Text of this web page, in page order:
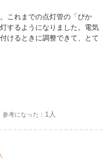
これまでの点灯管の「ぴか
するようになりました。電気
けるときに調整できて、とて
参考になった： 1人